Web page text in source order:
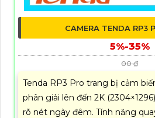
CAMERA TENDA RP3
5%-35%
00 ₫
Tenda RP3 Pro trang bị cảm
phân giải lên đến 2K
rõ nét ngày đêm. Tính năng